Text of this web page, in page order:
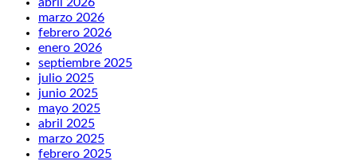
marzo 2026
febrero 2026
enero 2026
septiembre 2025
julio 2025
junio 2025
mayo 2025
abril 2025
marzo 2025
febrero 2025